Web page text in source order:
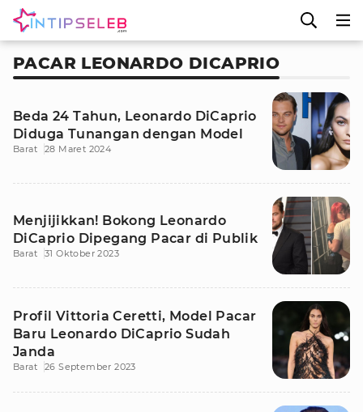
PACAR LEONARDO DICAPRIO
Beda 24 Tahun, Leonardo DiCaprio
Diduga Tunangan dengan Model
Barat 28 Maret 2024
Menjijikkan! Bokong Leonardo
DiCaprio Dipegang Pacar di Publik
Barat 31 Oktober 2023
Profil Vittoria Ceretti, Model Pacar
Baru Leonardo DiCaprio Sudah
Janda
Barat 26 September 2023